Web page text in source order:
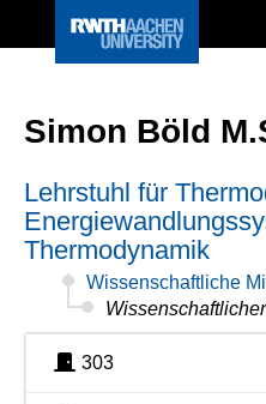
Simon Böld
Lehrstuhl für
Thermodynamik
Wissenschaftliche
303